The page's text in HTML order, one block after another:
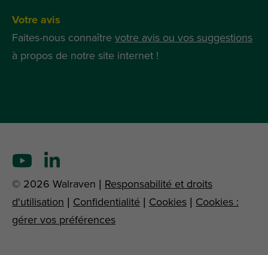
Votre avis
Faites-nous connaître votre avis ou vos suggestions
à propos de notre site internet !
© 2026 Walraven | Responsabilité et droits
d'utilisation | Confidentialité | Cookies | Cookies :
gérer vos préférences